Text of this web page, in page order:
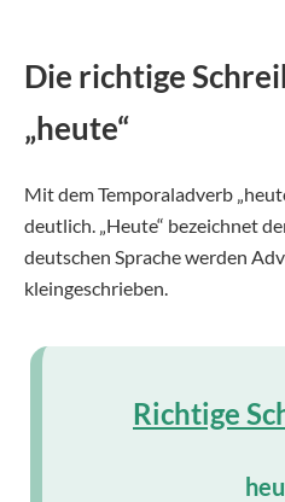
Die richtige
„heute“
Mit dem Temporaladverb
deutlich. „Heute“ bezeichnet
deutschen Sprache werden
kleingeschrieben.
Richtige